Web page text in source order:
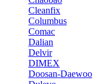
Cleanfix
Columbus
Comac
Dalian
Delvir
DIMEX
Doosan-Daewoo